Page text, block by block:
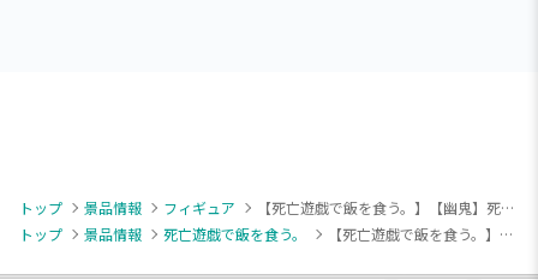
トップ 景品情報 フィギュア
【死亡遊戯で飯を食う。】【幽鬼】死亡遊戯で飯を食う。 ちょこのせ [PM]フィギュア“幽鬼”
トップ
景品情報 死亡遊戯で飯を食う。 【死亡遊戯で飯を食う。】【幽鬼】死亡遊戯で飯を食う。 ちょこのせ [PM]フィギュア“幽鬼”